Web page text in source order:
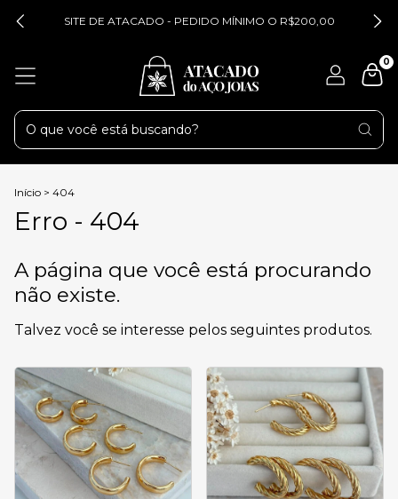
SITE DE ATACADO - PEDIDO MÍNIMO O R$200,00
0
Início > 404
Erro - 404
A página que você está procurando
não existe.
Talvez você se interesse pelos seguintes produtos.